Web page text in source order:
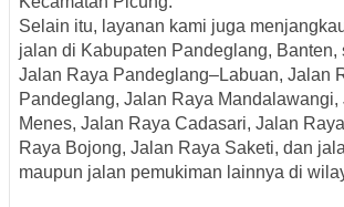
Selain itu, layanan kami juga
jalan di Kabupaten Pandeglang, Banten,
Jalan Raya Pandeglang–Labuan, Jalan
Pandeglang, Jalan Raya Mandalawangi,
Menes, Jalan Raya Cadasari, Jalan
Raya Bojong, Jalan Raya Saketi, dan
maupun jalan pemukiman lainnya di